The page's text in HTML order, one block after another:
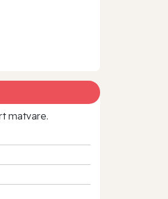
matvare.